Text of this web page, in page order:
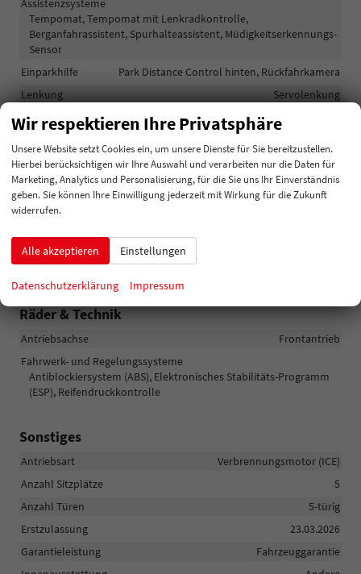
Assistenzsysteme
Tempomat, Tempomat mit Lenkradkontrolle,
Berganfahrassistent, Spurhalteassistent, Müdigkeitserkennungs-
Sensor
Einparkhilfe
Park Distance Control hinten, Rückfahrkamera
Lenkung
Servolenkung
Lichttechnik
Lichtsensor, Nebelscheinwerfer, LED-Tagfahrlicht
Start/Stop-Automatik
vorhanden
Zentralverriegelung
Zentralverriegelung
Außenspiegel
Räder & Technik
Antriebsachse
Frontantrieb
Fahrwerk- und Regelungssysteme
Antiblockiersystem (ABS), Elektronisches Stabilitäts-Programm
(ESP), Reifendruckkontrolle
Sonstiges
Antriebsart
Verbrennungsmotor (ICE)
Anzahl Sitzplätze
5
Anzahl Türen
5-türig
Erstzulassung
23.03.2026
Garantieleistung
Fahrzeuggarantie
Wir respektieren Ihre Privatsphäre
Unsere Website setzt Cookies ein, um unsere Dienste für Sie bereitzustellen.
Hierbei berücksichtigen wir Ihre Auswahl und verarbeiten nur die Daten für
Marketing, Analytics und Personalisierung, für die Sie uns Ihr Einverständnis
geben. Sie können Ihre Einwilligung jederzeit mit Wirkung für die Zukunft
widerrufen.
Alle akzeptieren Einstellungen
Datenschutzerklärung Impressum